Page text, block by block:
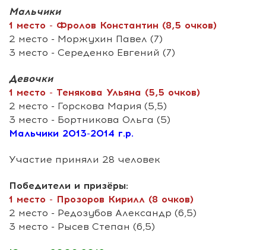
Мальчики
1 место - Фролов Константин (8,5 очков)
2 место - Моржухин Павел (7)
3 место - Середенко Евгений (7)
Девочки
1 место - Тенякова Ульяна (5,5 очков)
2 место - Горскова Мария (5,5)
3 место - Бортникова Ольга (5)
Мальчики 2013-2014 г.р.
Участие приняли 28 человек
Победители и призёры:
1 место - Прозоров Кирилл (8 очков)
2 место - Редозубов Александр (6,5)
3 место - Рысев Степан (6,5)